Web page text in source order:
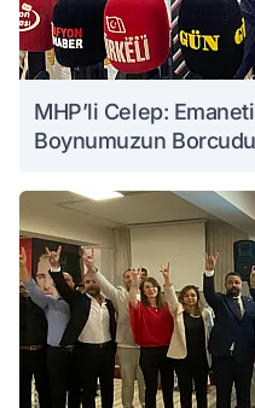
MHP’li Celep:
Boynumuzun